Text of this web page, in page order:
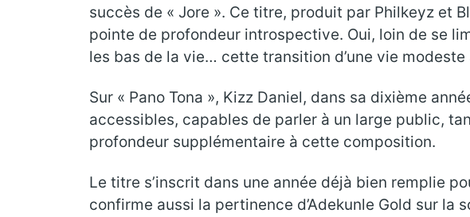
succès de « Jore ». Ce titre, produit par Philkeyz et
pointe de profondeur introspective. Oui, loin de se
les bas de la vie… cette transition d’une vie
Sur « Pano Tona », Kizz Daniel, dans sa dixième
accessibles, capables de parler à un large public,
profondeur supplémentaire à cette composition.
Le titre s’inscrit dans une année déjà bien remplie
confirme aussi la pertinence d’Adekunle Gold sur